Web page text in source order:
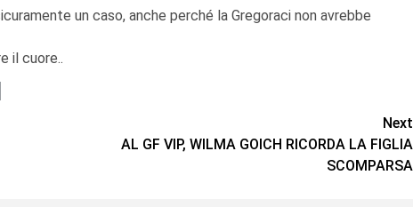
un caso, anche perché la Gregoraci non avrebbe
il cuore..
Next
AL GF VIP, WILMA GOICH RICORDA LA FIGLIA
SCOMPARSA